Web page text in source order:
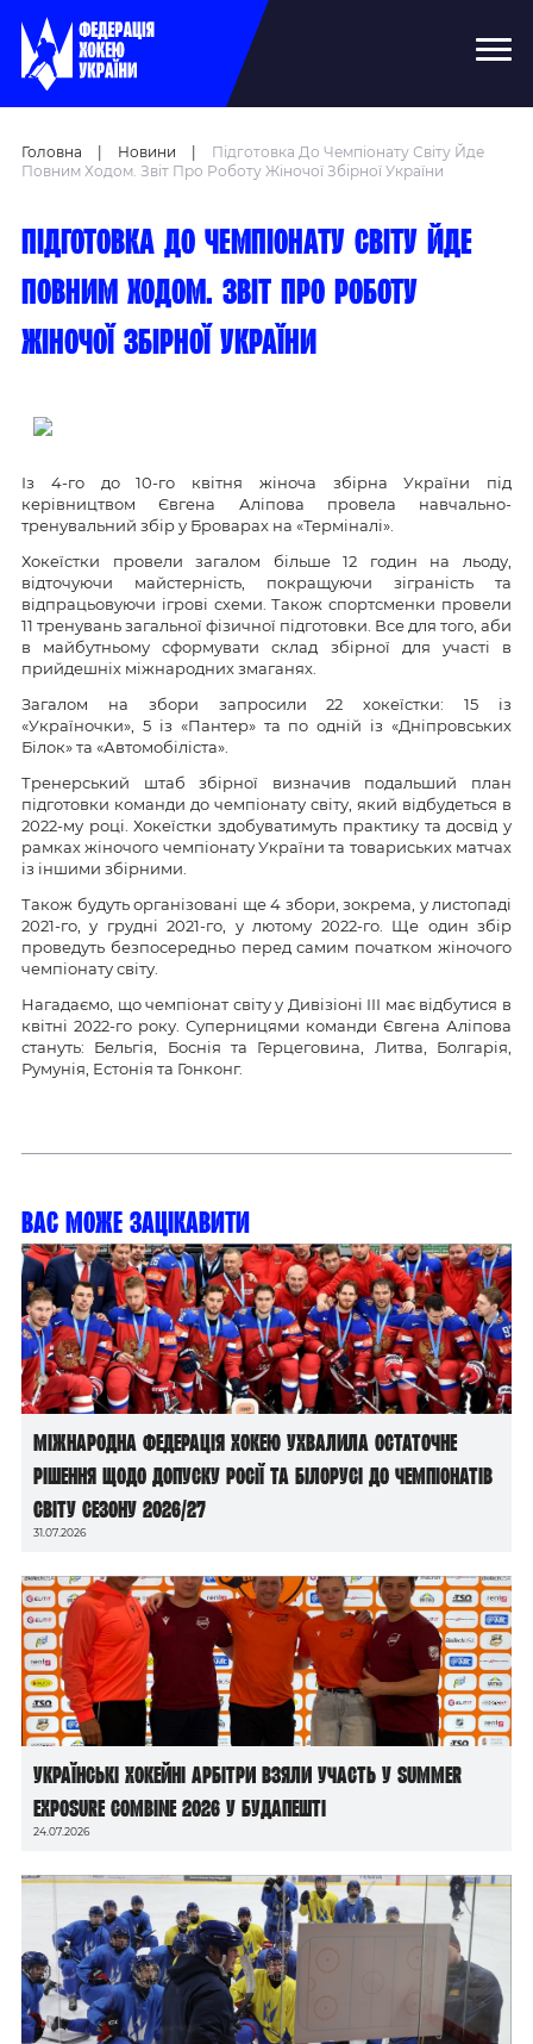
Головна Новини
Підготовка До Чемпіонату Світу Йде
Повним Ходом. Звіт Про Роботу Жіночої Збірної України
Підготовка до чемпіонату світу йде
повним ходом. Звіт про роботу
жіночої збірної України
Із 4-го до 10-го квітня жіноча збірна України під
керівництвом Євгена Аліпова провела навчально-
тренувальний збір у Броварах на «Терміналі».
Хокеїстки провели загалом більше 12 годин на льоду,
відточуючи майстерність, покращуючи зіграність та
відпрацьовуючи ігрові схеми. Також спортсменки провели
11 тренувань загальної фізичної підготовки. Все для того, аби
в майбутньому сформувати склад збірної для участі в
прийдешніх міжнародних змаганях.
Загалом на збори запросили 22 хокеїстки: 15 із
«Україночки», 5 із «Пантер» та по одній із «Дніпровських
Білок» та «Автомобіліста».
Тренерський штаб збірної визначив подальший план
підготовки команди до чемпіонату світу, який відбудеться в
2022-му році. Хокеїстки здобуватимуть практику та досвід у
рамках жіночого чемпіонату України та товариських матчах
із іншими збірними.
Також будуть організовані ще 4 збори, зокрема, у листопаді
2021-го, у грудні 2021-го, у лютому 2022-го. Ще один збір
проведуть безпосередньо перед самим початком жіночого
чемпіонату світу.
Нагадаємо, що чемпіонат світу у Дивізіоні ІІІ має відбутися в
квітні 2022-го року. Суперницями команди Євгена Аліпова
стануть: Бельгія, Боснія та Герцеговина, Литва, Болгарія,
Румунія, Естонія та Гонконг.
Вас може зацікавити
Міжнародна федерація хокею ухвалила остаточне
рішення щодо допуску росії та білорусі до чемпіонатів
світу сезону 2026/27
31.07.2026
Українські хокейні арбітри взяли участь у Summer
Exposure Combine 2026 у Будапешті
24.07.2026